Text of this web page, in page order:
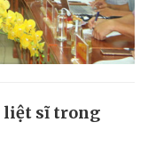
liệt sĩ trong